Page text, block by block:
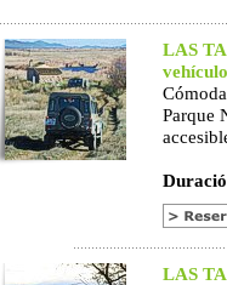
LAS
vehículo
Parque
LAS